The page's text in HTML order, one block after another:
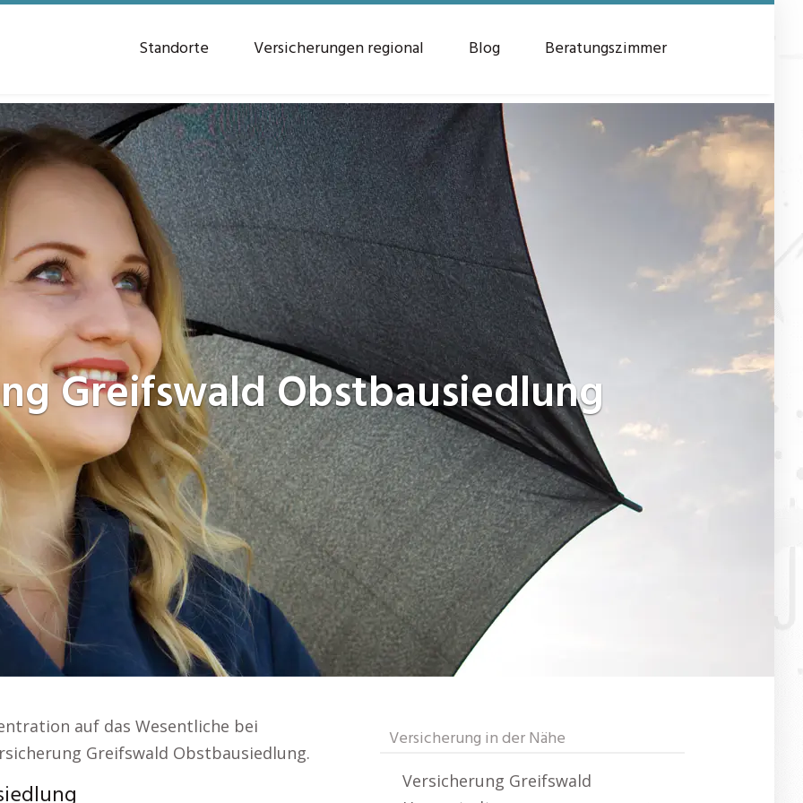
Standorte Versicherungen regional Blog Beratungszimmer
Greifswald Obstbausiedlung
auf das Wesentliche bei
Greifswald Obstbausiedlung.
Versicherung in der Nähe
Versicherung Greifswald